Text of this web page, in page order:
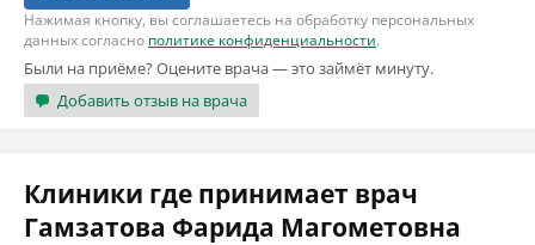
Нажимая кнопку, вы соглашаетесь на обработку персональных
данных согласно политике конфиденциальности.
Были на приёме? Оцените врача — это займёт минуту.
Добавить отзыв на врача
Клиники где принимает врач
Гамзатова Фарида Магометовна